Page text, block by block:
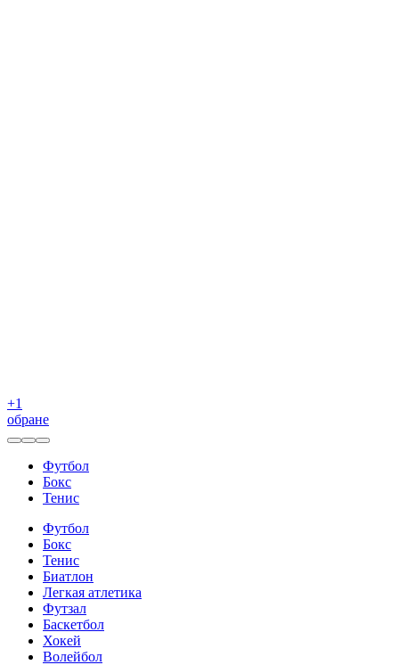
+1
обране
Футбол
Бокс
Тенис
Футбол
Бокс
Тенис
Биатлон
Легкая атлетика
Футзал
Баскетбол
Хокей
Волейбол